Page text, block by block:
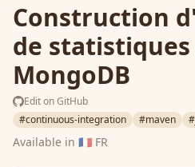
Construction
de statistiques
MongoDB
Edit on GitHub
#continuous-integration
#maven
Available in 🇫🇷 FR